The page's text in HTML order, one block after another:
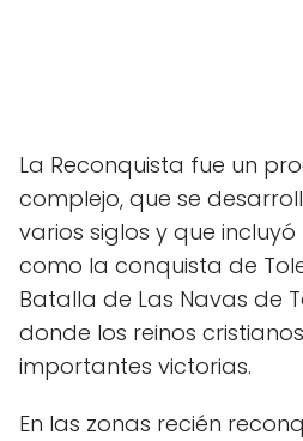
La Reconquista fue un
complejo, que se
varios siglos y que
como la conquista de
Batalla de Las Navas de
donde los reinos
importantes victorias.
En las zonas recién